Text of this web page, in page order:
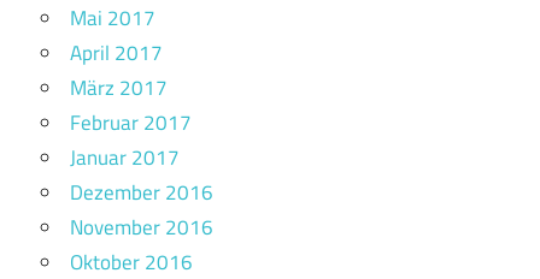
Mai 2017
April 2017
März 2017
Februar 2017
Januar 2017
Dezember 2016
November 2016
Oktober 2016